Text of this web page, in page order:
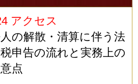
アクセス
の解散・清算に伴う法
税申告の流れと実務上の
点